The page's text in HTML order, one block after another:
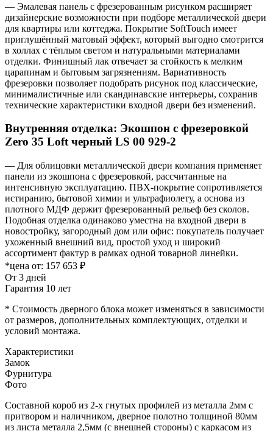
— Эмалевая панель с фрезерованным рисунком расширяет
дизайнерские возможности при подборе металлической двери
для квартиры или коттеджа. Покрытие SoftTouch имеет
приглушённый матовый эффект, который выгодно смотрится
в холлах с тёплым светом и натуральными материалами
отделки. Финишный лак отвечает за стойкость к мелким
царапинам и бытовым загрязнениям. Вариативность
фрезеровки позволяет подобрать рисунок под классические,
минималистичные или скандинавские интерьеры, сохранив
технические характеристики входной двери без изменений.
Внутренняя отделка: Экошпон с фрезеровкой
Zero 35 Loft черный LS 00 929-2
— Для облицовки металлической двери компания применяет
панели из экошпона с фрезеровкой, рассчитанные на
интенсивную эксплуатацию. ПВХ-покрытие сопротивляется
истиранию, бытовой химии и ультрафиолету, а основа из
плотного МДФ держит фрезерованный рельеф без сколов.
Подобная отделка одинаково уместна на входной двери в
новостройку, загородный дом или офис: покупатель получает
ухоженный внешний вид, простой уход и широкий
ассортимент фактур в рамках одной товарной линейки.
*цена от: 157 653 ₽
От 3 дней
Гарантия 10 лет
* Стоимость дверного блока может изменяться в зависимости
от размеров, дополнительных комплектующих, отделки и
условий монтажа.
Характеристики
Замок
Фурнитура
Фото
Составной короб из 2-х гнутых профилей из металла 2мм с
притвором и наличником, дверное полотно толщиной 80мм
из листа металла 2,5мм (с внешней стороны) c каркасом из